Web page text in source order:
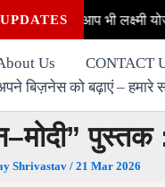
योजना की पात्र
Us CONTACT
बिज़नेस को बढ़ाएं – हमारे
पुस्तक
Shrivastav / 21 Mar 2026